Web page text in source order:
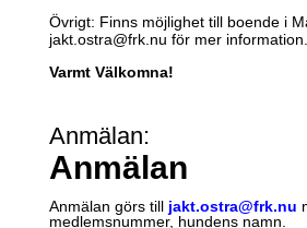
Övrigt: Finns möjlighet till boende i
jakt.ostra@frk.nu för mer information.
Varmt Välkomna!
Anmälan:
Anmälan
Anmälan görs till jakt.ostra@frk.nu
medlemsnummer, hundens namn.